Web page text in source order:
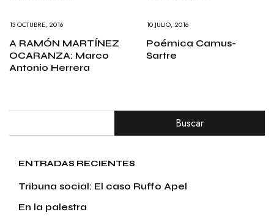
13 OCTUBRE, 2016
A RAMÓN MARTÍNEZ
OCARANZA: Marco
Antonio Herrera
10 JULIO, 2016
Poémica Camus-
Sartre
Buscar
ENTRADAS RECIENTES
Tribuna social: El caso Ruffo Apel
En la palestra